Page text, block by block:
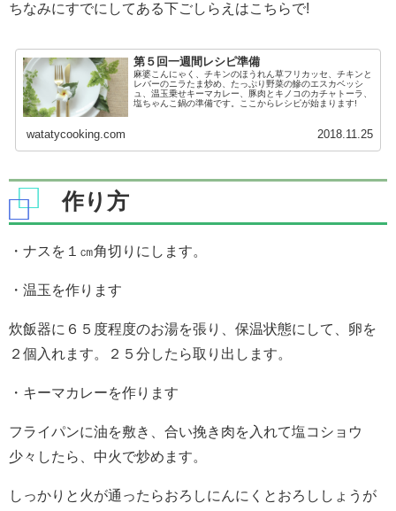
ちなみにすでにしてある下ごしらえはこちらで!
第５回一週間レシピ準備
麻婆こんにゃく、チキンのほうれん草フリカッセ、チキンと
レバーのニラたま炒め、たっぷり野菜の鰺のエスカベッシ
ュ、温玉乗せキーマカレー、豚肉とキノコのカチャトーラ、
塩ちゃんこ鍋の準備です。ここからレシピが始まります!
watatycooking.com 2018.11.25
作り方
・ナスを１㎝角切りにします。
・温玉を作ります
炊飯器に６５度程度のお湯を張り、保温状態にして、卵を
２個入れます。２５分したら取り出します。
・キーマカレーを作ります
フライパンに油を敷き、合い挽き肉を入れて塩コショウ
少々したら、中火で炒めます。
しっかりと火が通ったらおろしにんにくとおろししょうが